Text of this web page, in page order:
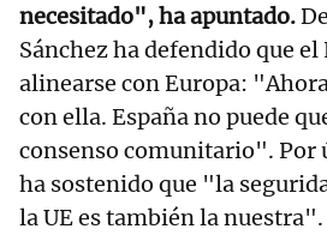
necesitado", ha apuntado.
Sánchez ha defendido que el
alinearse con Europa:
con ella. España no puede
consenso comunitario".
ha sostenido que "la
la UE es también la